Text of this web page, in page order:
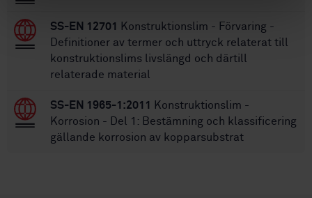
SS-EN 12701
Konstruktionslim - Förvaring -
Definitioner av termer och uttryck relaterat till
konstruktionslims livslängd och därtill
relaterade material
SS-EN 1965-1:2011
Konstruktionslim -
Korrosion - Del 1: Bestämning och klassificering
gällande korrosion av kopparsubstrat